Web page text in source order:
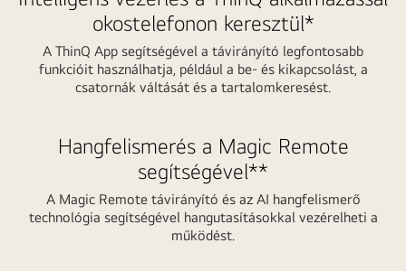
okostelefonon keresztül*
A ThinQ App segítségével a távirányító legfontosabb
funkcióit használhatja, például a be- és kikapcsolást, a
csatornák váltását és a tartalomkeresést.
Hangfelismerés a Magic Remote
segítségével**
A Magic Remote távirányító és az AI hangfelismerő
technológia segítségével hangutasításokkal vezérelheti a
működést.